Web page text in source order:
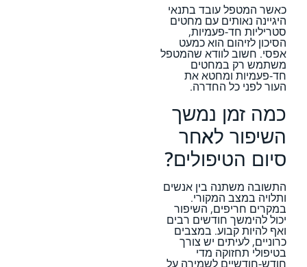
כאשר המטפל עובד בתנאי
היגיינה נאותים עם מחטים
סטריליות חד-פעמיות,
הסיכון לזיהום הוא כמעט
אפסי. חשוב לוודא שהמטפל
משתמש רק במחטים
חד-פעמיות ומחטא את
העור לפני כל החדרה.
כמה זמן נמשך
השיפור לאחר
סיום הטיפולים?
התשובה משתנה בין אנשים
ותלויה במצב המקורי.
במקרים חריפים, השיפור
יכול להימשך חודשים רבים
ואף להיות קבוע. במצבים
כרוניים, לעיתים יש צורך
בטיפולי תחזוקה מדי
חודש-חודשיים לשמירה על